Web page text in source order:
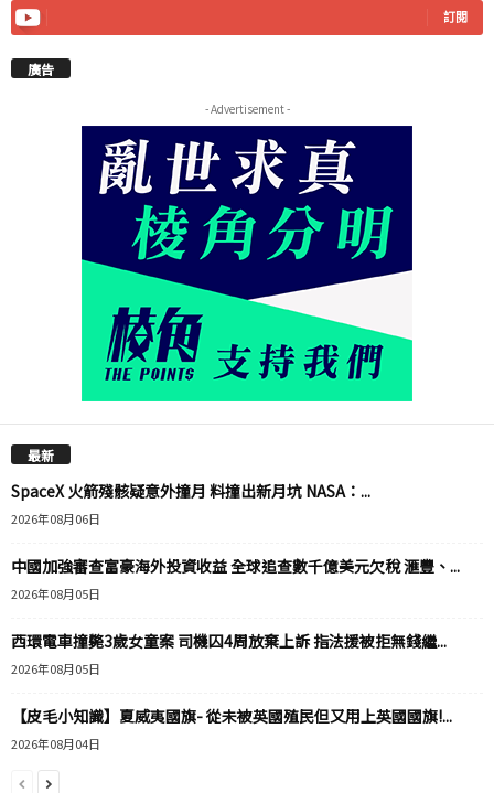
訂閱
廣告
- Advertisement -
最新
SpaceX 火箭殘骸疑意外撞月 料撞出新月坑 NASA：...
2026年08月06日
中國加強審查富豪海外投資收益 全球追查數千億美元欠稅 滙豐、...
2026年08月05日
西環電車撞斃3歲女童案 司機囚4周放棄上訴 指法援被拒無錢繼...
2026年08月05日
【皮毛小知識】夏威夷國旗- 從未被英國殖民但又用上英國國旗!...
2026年08月04日